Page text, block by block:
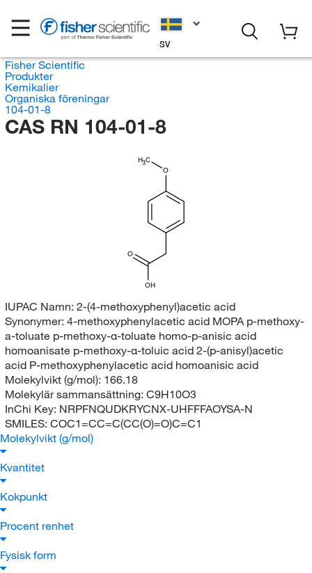
SV
Fisher Scientific
Produkter
Kemikalier
Organiska föreningar
104-01-8
CAS RN 104-01-8
H3C
O
OH
O
IUPAC Namn: 2-(4-methoxyphenyl)acetic acid
Synonymer: 4-methoxyphenylacetic acid MOPA p-methoxy-
a-toluate p-methoxy-α-toluate homo-p-anisic acid
homoanisate p-methoxy-α-toluic acid 2-(p-anisyl)acetic
acid P-methoxyphenylacetic acid homoanisic acid
Molekylvikt (g/mol): 166.18
Molekylär sammansättning: C9H10O3
InChi Key: NRPFNQUDKRYCNX-UHFFFAOYSA-N
SMILES: COC1=CC=C(CC(O)=O)C=C1
Molekylvikt (g/mol)
Kvantitet
Kokpunkt
Procent renhet
Fysisk form